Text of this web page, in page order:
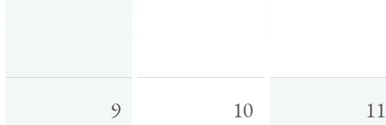
9 10 11